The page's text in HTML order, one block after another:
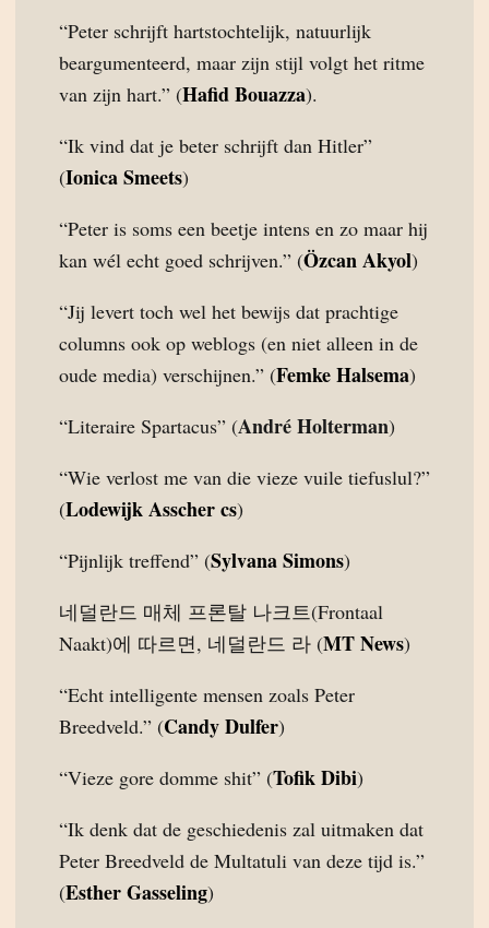
“Peter schrijft hartstochtelijk, natuurlijk
beargumenteerd, maar zijn stijl volgt het ritme
van zijn hart.” (Hafid Bouazza).
“Ik vind dat je beter schrijft dan Hitler”
(Ionica Smeets)
“Peter is soms een beetje intens en zo maar hij
kan wél echt goed schrijven.” (Özcan Akyol)
“Jij levert toch wel het bewijs dat prachtige
columns ook op weblogs (en niet alleen in de
oude media) verschijnen.” (Femke Halsema)
“Literaire Spartacus” (André Holterman)
“Wie verlost me van die vieze vuile tiefuslul?”
(Lodewijk Asscher cs)
“Pijnlijk treffend” (Sylvana Simons)
네덜란드 매체 프론탈 나크트(Frontaal
Naakt)에 따르면, 네덜란드 라 (MT News)
“Echt intelligente mensen zoals Peter
Breedveld.” (Candy Dulfer)
“Vieze gore domme shit” (Tofik Dibi)
“Ik denk dat de geschiedenis zal uitmaken dat
Peter Breedveld de Multatuli van deze tijd is.”
(Esther Gasseling)